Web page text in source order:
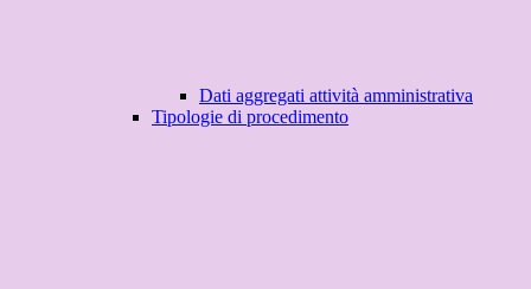
Dati aggregati attività amministrativa
Tipologie di procedimento